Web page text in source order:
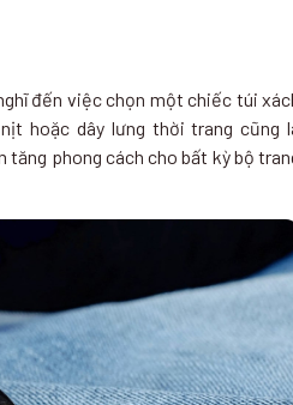
đến việc chọn một chiếc túi
hoặc dây lưng thời trang cũng
tăng phong cách cho bất kỳ bộ